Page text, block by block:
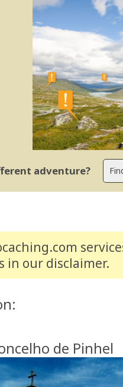
adventure?
in our disclaimer.
de Pinhel